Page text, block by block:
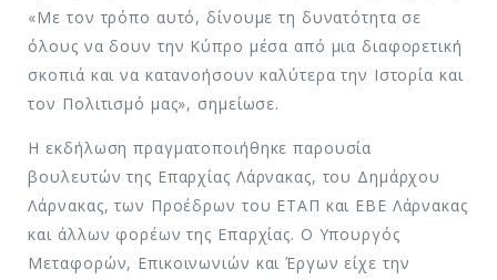
«Με τον τρόπο αυτό, δίνουμε τη δυνατότητα σε
όλους να δουν την Κύπρο μέσα από μια διαφορετική
σκοπιά και να κατανοήσουν καλύτερα την Ιστορία και
τον Πολιτισμό μας», σημείωσε.
Η εκδήλωση πραγματοποιήθηκε παρουσία
βουλευτών της Επαρχίας Λάρνακας, του Δημάρχου
Λάρνακας, των Προέδρων του ΕΤΑΠ και ΕΒΕ Λάρνακας
και άλλων φορέων της Επαρχίας. Ο Υπουργός
Μεταφορών, Επικοινωνιών και Έργων είχε την